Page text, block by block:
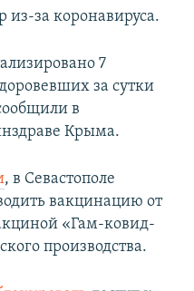
за коронавируса.
7
за сутки
в
Крыма.
, в Севастополе
вакцинацию от
«Гам-ковид-
производства.